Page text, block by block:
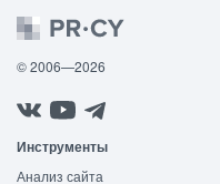
© 2006—2026
Инструменты
Анализ сайта